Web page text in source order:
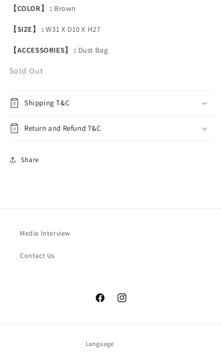
【COLOR】 : Brown
【SIZE】 :W31 X D10 X H27
【ACCESSORIES】 : Dust Bag
Sold Out
Shipping T&C
Return and Refund T&C
Share
Media Interview
Contact Us
FacebookInstagram
Language